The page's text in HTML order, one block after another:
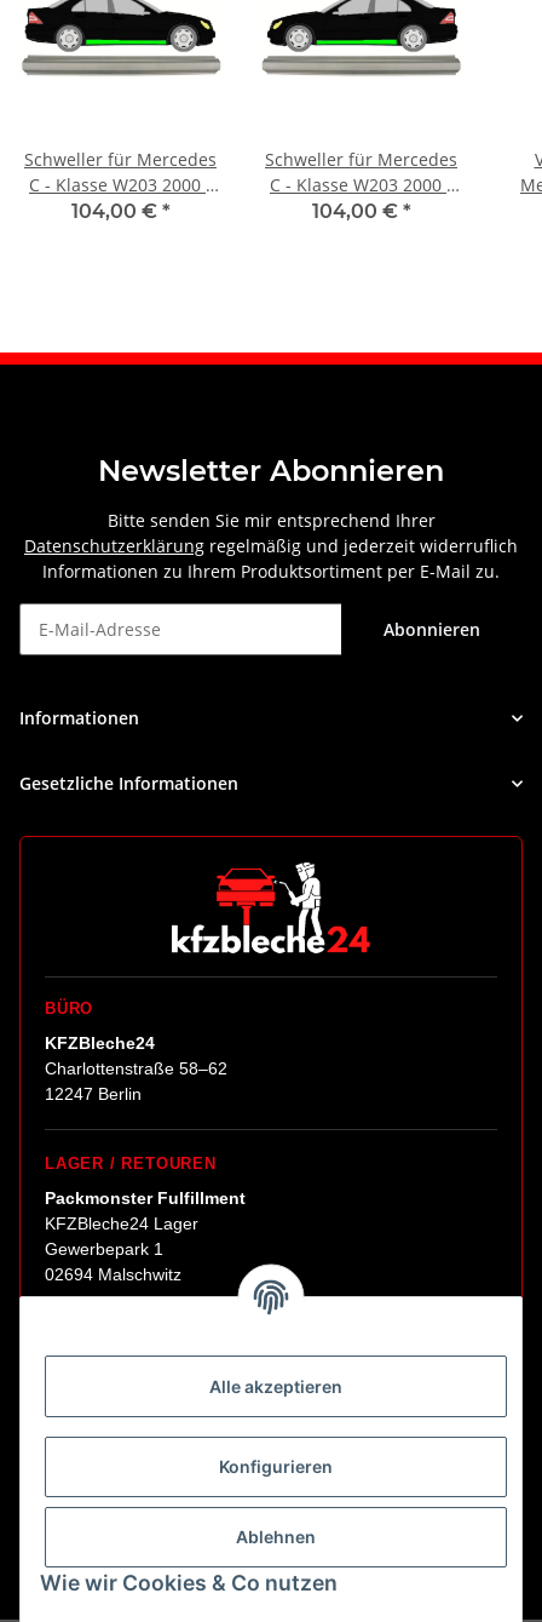
Alle akzeptieren
Konfigurieren
Ablehnen
Wie wir Cookies & Co nutzen
Schweller für Mercedes
C - Klasse W203 2000 -
2007 rechts
104,00 € *
Schweller für Mercedes
C - Klasse W203 2000 -
2007 links
104,00 € *
Newsletter Abonnieren
Bitte senden Sie mir entsprechend Ihrer
Datenschutzerklärung regelmäßig und jederzeit widerruflich
Informationen zu Ihrem Produktsortiment per E-Mail zu.
Abonnieren
Informationen
Gesetzliche Informationen
BÜRO
KFZBleche24
Charlottenstraße 58–62
12247 Berlin
LAGER / RETOUREN
Packmonster Fulfillment
KFZBleche24 Lager
Gewerbepark 1
02694 Malschwitz
Abholungen nur nach Terminvereinbarung.
E-Mail:sales@kfzbleche24.de
Vertrag widerrufen
* Alle Preise inkl. gesetzlicher USt., zzgl.Versand